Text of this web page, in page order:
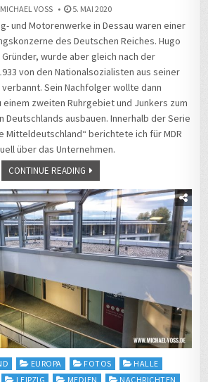
MICHAEL VOSS 5. MAI 2020
und Motorenwerke in Dessau waren einer
des Deutschen Reiches. Hugo
wurde aber gleich nach der
von den Nationalsozialisten aus seiner
Sein Nachfolger wollte dann
zweiten Ruhrgebiet und Junkers zum
Deutschlands ausbauen. Innerhalb der Serie
Mitteldeutschland“ berichtete ich für MDR
über das Unternehmen.
CONTINUE READING
EUROPA FOTOS
HALLE
LEIPZIG MEDIEN
NACHRICHTEN